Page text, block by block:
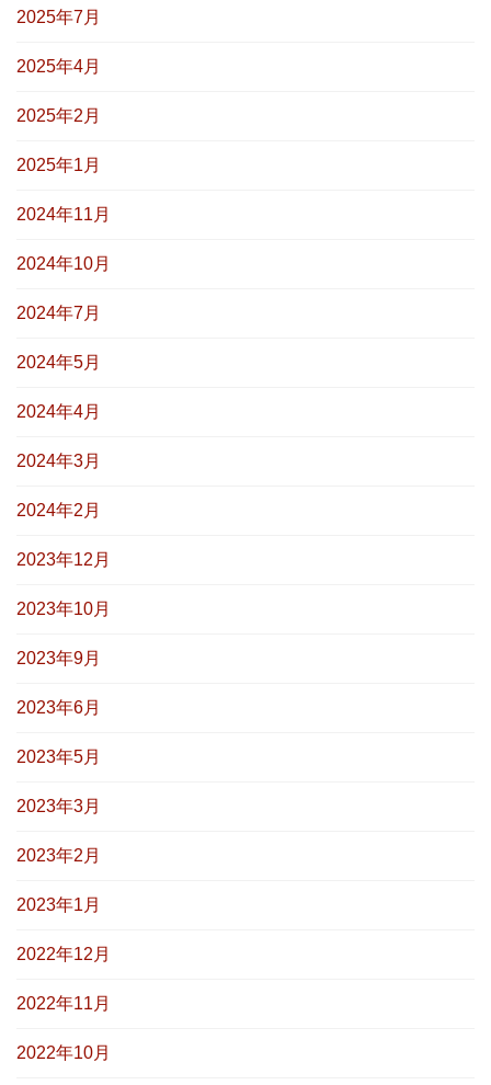
2025年7月
2025年4月
2025年2月
2025年1月
2024年11月
2024年10月
2024年7月
2024年5月
2024年4月
2024年3月
2024年2月
2023年12月
2023年10月
2023年9月
2023年6月
2023年5月
2023年3月
2023年2月
2023年1月
2022年12月
2022年11月
2022年10月